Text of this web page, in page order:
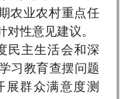
农业农村重点任
性意见建议。
民主生活会和深
习教育查摆问题
群众满意度测